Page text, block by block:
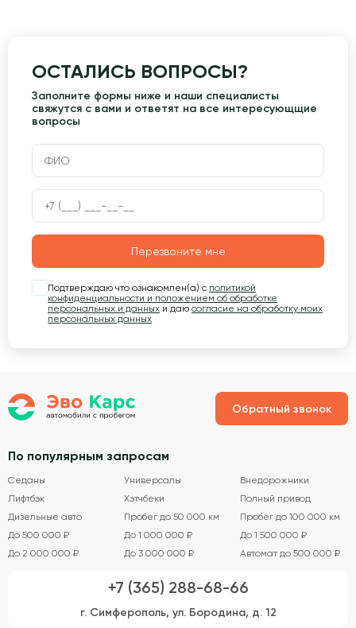
ОСТАЛИСЬ ВОПРОСЫ?
Заполните формы ниже и наши специалисты
свяжутся с вами и ответят на все интересующщие
вопросы
Перезвоните мне
Подтверждаю что ознакомлен(а) с политикой
конфиденциальности и положением об обработке
персональных и данных и даю согласие на обработку моих
персональных данных
Обратный звонок
По популярным запросам
Седаны Универсалы
Внедорожники
Лифтбэк
Хэтчбеки
Полный привод
Дизельные авто
Пробег до 50 000 км
Пробег до 100 000 км
До 500 000 ₽
До 1 000 000 ₽
До 1 500 000 ₽
До 2 000 000 ₽
До 3 000 000 ₽ Автомат до 500 000 ₽
+7 (365) 288-68-66
г. Симферополь, ул. Бородина, д. 12